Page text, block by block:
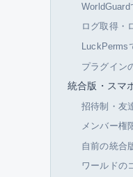
ログ取得・
プラグイン
統合版・スマ
招待制・友
メンバー権
自前の統合
ワールドの